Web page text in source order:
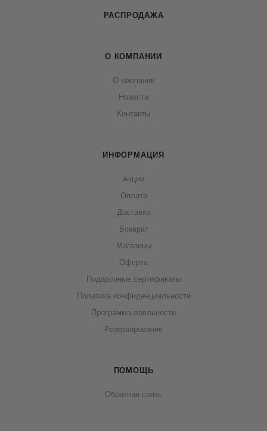
РАСПРОДАЖА
О КОМПАНИИ
О компании
Новости
Контакты
ИНФОРМАЦИЯ
Акции
Оплата
Доставка
Возврат
Магазины
Оферта
Подарочные сертификаты
Политика конфиденциальности
Программа лояльности
Резервирование
ПОМОЩЬ
Обратная связь